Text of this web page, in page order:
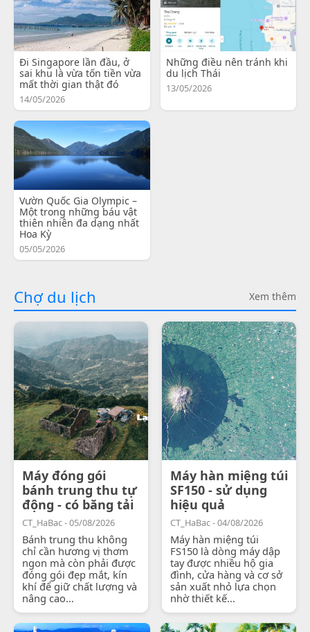
Đi Singapore lần đầu, ở
sai khu là vừa tốn tiền vừa
mất thời gian thật đó
14/05/2026
Những điều nên tránh khi
du lịch Thái
13/05/2026
Vườn Quốc Gia Olympic –
Một trong những báu vật
thiên nhiên đa dạng nhất
Hoa Kỳ
05/05/2026
Chợ du lịch Xem thêm
Máy đóng gói
bánh trung thu tự
động - có băng tải
CT_HaBac - 05/08/2026
Bánh trung thu không
chỉ cần hương vị thơm
ngon mà còn phải được
đóng gói đẹp mắt, kín
khí để giữ chất lượng và
nâng cao...
Máy hàn miệng túi
SF150 - sử dụng
hiệu quả
CT_HaBac - 04/08/2026
Máy hàn miệng túi
FS150 là dòng máy dập
tay được nhiều hộ gia
đình, cửa hàng và cơ sở
sản xuất nhỏ lựa chọn
nhờ thiết kế...